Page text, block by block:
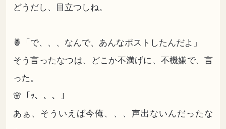
どうだし、目立つしね。
🍍「で、、、なんで、あんなポストしたんだよ」
そう言ったなつは、どこか不満げに、不機嫌で、言
った。
🌸「ｯ、、、」
あぁ、そういえば今俺、、、声出ないんだったな